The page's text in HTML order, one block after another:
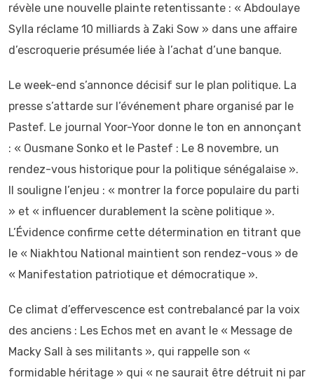
révèle une nouvelle plainte retentissante : « Abdoulaye
Sylla réclame 10 milliards à Zaki Sow » dans une affaire
d’escroquerie présumée liée à l’achat d’une banque.
Le week-end s’annonce décisif sur le plan politique. La
presse s’attarde sur l’événement phare organisé par le
Pastef. Le journal Yoor-Yoor donne le ton en annonçant
: « Ousmane Sonko et le Pastef : Le 8 novembre, un
rendez-vous historique pour la politique sénégalaise ».
Il souligne l’enjeu : « montrer la force populaire du parti
» et « influencer durablement la scène politique ».
L’Évidence confirme cette détermination en titrant que
le « Niakhtou National maintient son rendez-vous » de
« Manifestation patriotique et démocratique ».
Ce climat d’effervescence est contrebalancé par la voix
des anciens : Les Echos met en avant le « Message de
Macky Sall à ses militants », qui rappelle son «
formidable héritage » qui « ne saurait être détruit ni par